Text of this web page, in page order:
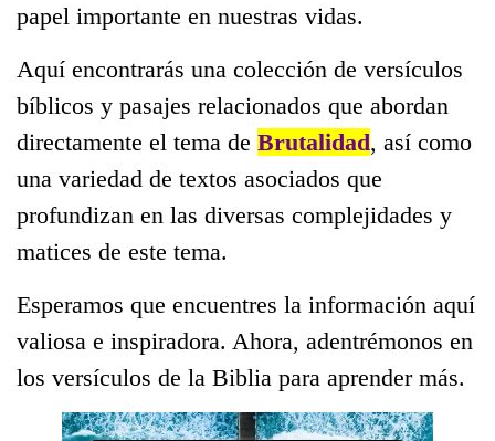
papel importante en nuestras vidas.
Aquí encontrarás una colección de versículos
bíblicos y pasajes relacionados que abordan
directamente el tema de Brutalidad, así como
una variedad de textos asociados que
profundizan en las diversas complejidades y
matices de este tema.
Esperamos que encuentres la información aquí
valiosa e inspiradora. Ahora, adentrémonos en
los versículos de la Biblia para aprender más.